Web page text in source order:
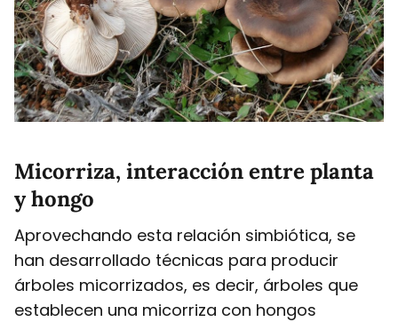
Micorriza, interacción entre planta
y hongo
Aprovechando esta relación simbiótica, se
han desarrollado técnicas para producir
árboles micorrizados, es decir, árboles que
establecen una micorriza con hongos